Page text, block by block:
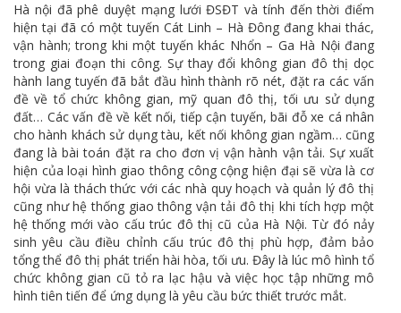
Hà nội đã phê duyệt mạng lưới ĐSĐT và tính đến thời điểm
hiện tại đã có một tuyến Cát Linh – Hà Đông đang khai thác,
vận hành; trong khi một tuyến khác Nhổn – Ga Hà Nội đang
trong giai đoạn thi công. Sự thay đổi không gian đô thị dọc
hành lang tuyến đã bắt đầu hình thành rõ nét, đặt ra các vấn
đề về tổ chức không gian, mỹ quan đô thị, tối ưu sử dụng
đất… Các vấn đề về kết nối, tiếp cận tuyến, bãi đỗ xe cá nhân
cho hành khách sử dụng tàu, kết nối không gian ngầm… cũng
đang là bài toán đặt ra cho đơn vị vận hành vận tải. Sự xuất
hiện của loại hình giao thông công cộng hiện đại sẽ vừa là cơ
hội vừa là thách thức với các nhà quy hoạch và quản lý đô thị
cũng như hệ thống giao thông vận tải đô thị khi tích hợp một
hệ thống mới vào cấu trúc đô thị cũ của Hà Nội. Từ đó nảy
sinh yêu cầu điều chỉnh cấu trúc đô thị phù hợp, đảm bảo
tổng thể đô thị phát triển hài hòa, tối ưu. Đây là lúc mô hình tổ
chức không gian cũ tỏ ra lạc hậu và việc học tập những mô
hình tiên tiến để ứng dụng là yêu cầu bức thiết trước mắt.